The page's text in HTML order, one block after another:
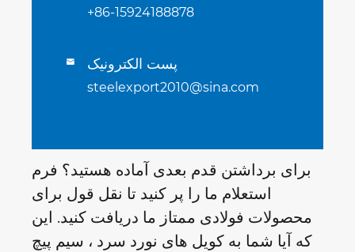
+86-15924188878
 پست الکترونیک
steelexport2010@sina.com
برای برداشتن قدم بعدی آماده هستید؟ فرم
استعلام ما را پر کنید تا نقل قول برای
محصولات فولادی ممتاز ما دریافت کنید. این
که آیا شما به کویل های نورد سرد ، سیم پیچ